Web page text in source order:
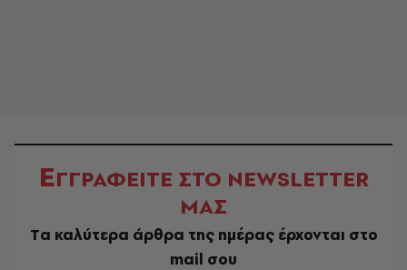
ΕΓΓΡΑΦΕΙΤΕ ΣΤΟ NEWSLETTER
ΜΑΣ
Tα καλύτερα άρθρα της ημέρας έρχονται στο
mail σου